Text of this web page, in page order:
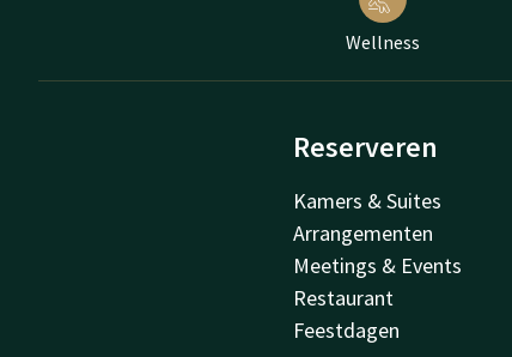
Wellness
Reserveren
Kamers & Suites
Arrangementen
Meetings & Events
Restaurant
Feestdagen